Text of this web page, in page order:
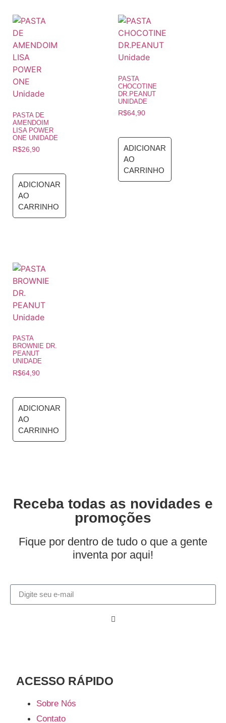
PASTA DE
AMENDOIM
LISA POWER
ONE UNIDADE
R$26,90
ADICIONAR
AO
CARRINHO
PASTA
CHOCOTINE
DR.PEANUT
UNIDADE
R$64,90
ADICIONAR
AO
CARRINHO
PASTA
BROWNIE DR.
PEANUT
UNIDADE
R$64,90
ADICIONAR
AO
CARRINHO
Receba todas as novidades e
promoções
Fique por dentro de tudo o que a gente
inventa por aqui!
ACESSO RÁPIDO​
Sobre Nós
Contato